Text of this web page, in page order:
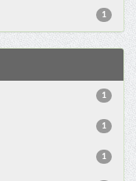
1
1
1
1